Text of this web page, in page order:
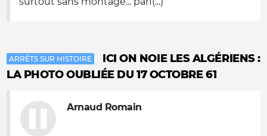
ARRÊTS SUR HISTOIRE
ICI ON NOIE LES ALGÉRIENS :
LA PHOTO OUBLIÉE DU 17 OCTOBRE 61
Arnaud Romain